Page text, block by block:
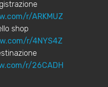
r/ARKMUZ
shop
r/4NYS4Z
r/26CADH